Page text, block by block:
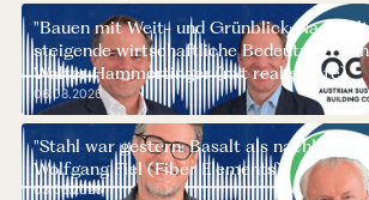
"Bauen mit Weit- und Grünblick:
steigende wirtschaftliche Bedeutung" |
Walter Hammertinger (nxt real estate)
06.08.2026
"Stahl war gestern: Basalt als
Wolfgang Fiel (Fiber Elements)
03.06.2026